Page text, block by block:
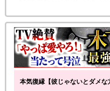
本気復縁【彼じゃないとダメ